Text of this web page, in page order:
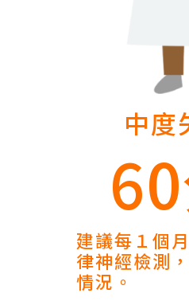
中度
建議每１個
律神經檢測
情況。